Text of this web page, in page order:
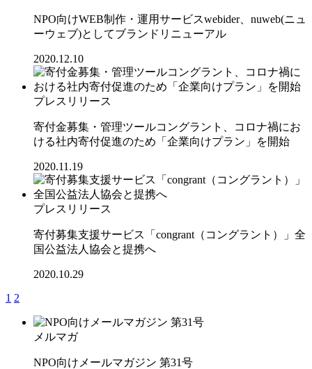
NPO向けWEB制作・運用サービスwebider、nuweb(ニュ
ーウェブ)としてブランドリニューアル
2020.12.10
プレスリリース
寄付金募集・管理ツールコングラント、コロナ禍にお
ける社内寄付促進のため「企業向けプラン」を開始
2020.11.19
プレスリリース
寄付募集支援サービス「congrant（コングラント）」全
国公益法人協会と提携へ
2020.10.29
1 2
メルマガ
NPO向けメールマガジン 第31号